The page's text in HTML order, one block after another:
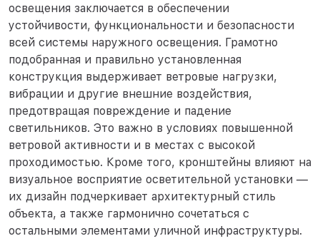
освещения заключается в обеспечении
устойчивости, функциональности и безопасности
всей системы наружного освещения. Грамотно
подобранная и правильно установленная
конструкция выдерживает ветровые нагрузки,
вибрации и другие внешние воздействия,
предотвращая повреждение и падение
светильников. Это важно в условиях повышенной
ветровой активности и в местах с высокой
проходимостью. Кроме того, кронштейны влияют на
визуальное восприятие осветительной установки —
их дизайн подчеркивает архитектурный стиль
объекта, а также гармонично сочетаться с
остальными элементами уличной инфраструктуры.